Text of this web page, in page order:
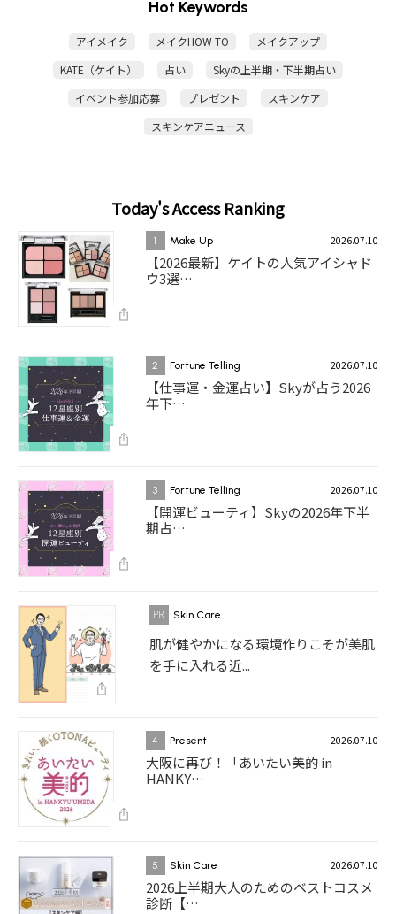
Hot Keywords
アイメイク メイクHOW TO
メイクアップ
KATE（ケイト）
占い
Skyの上半期・下半期占い
イベント参加応募
プレゼント
スキンケア
スキンケアニュース
Today's Access Ranking
1 Make Up 2026.07.10
【2026最新】ケイトの人気アイシャド
ウ3選…
2 Fortune Telling 2026.07.10
【仕事運・金運占い】Skyが占う2026
年下…
3 Fortune Telling 2026.07.10
【開運ビューティ】Skyの2026年下半
期占…
Skin Care
肌が健やかになる環境作りこそが美肌
を手に入れる近...
4 Present 2026.07.10
大阪に再び！「あいたい美的 in
HANKY…
5 Skin Care 2026.07.10
2026上半期大人のためのベストコスメ
診断【…